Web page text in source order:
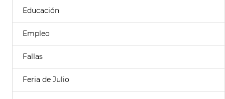
Educación
Empleo
Fallas
Feria de Julio